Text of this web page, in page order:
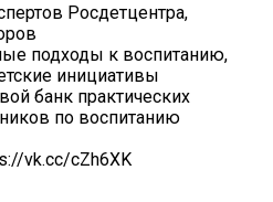
Росдетцентра,
подходы к воспитанию,
инициативы
банк практических
по воспитанию
vk.cc/cZh6XK